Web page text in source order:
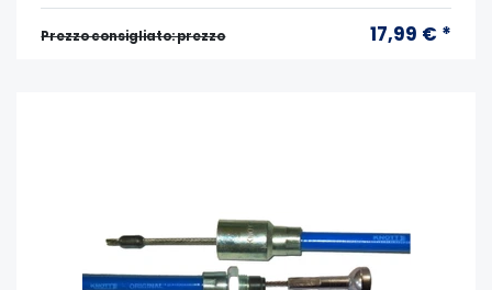
Prezzo consigliato: prezzo 17,99 € *